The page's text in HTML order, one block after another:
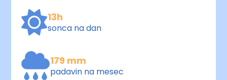
13h
sonca na dan
179 mm
padavin na mesec